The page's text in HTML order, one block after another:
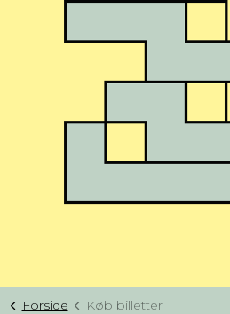
Forside Køb billetter